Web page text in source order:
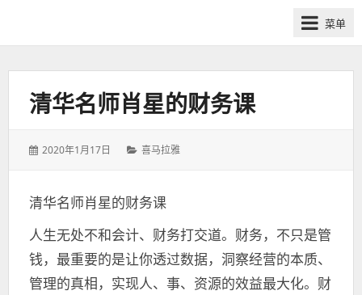
筹
群-
菜单
清华名师肖星的财务课
发
2020年1月17日
分
喜马拉雅
清华名师肖星的财务课
人生无处不和会计、财务打交道。财务，不只是管
钱，最重要的是让你透过数据，洞察经营的本质、
管理的真相，实现人、事、资源的效益最大化。财